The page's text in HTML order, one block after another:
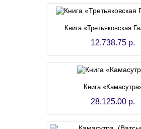
Книга «Третьяковская
12,738.75 р.
Книга
28,125.00 р.